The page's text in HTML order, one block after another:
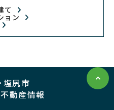
て
ョン
塩尻市
動産情報